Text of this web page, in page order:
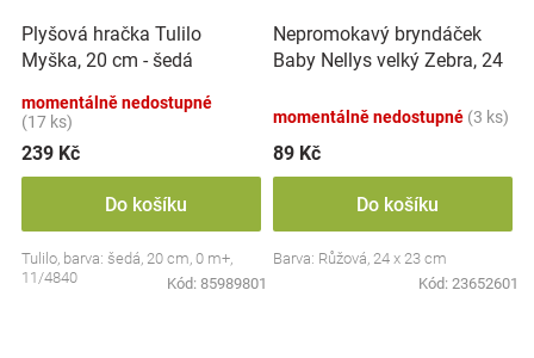
Plyšová hračka Tulilo
Myška, 20 cm - šedá
momentálně nedostupné
(17 ks)
239 Kč
Do košíku
Tulilo, barva: šedá, 20 cm, 0 m+,
11/4840
Kód: 85989801
Nepromokavý bryndáček
Baby Nellys velký Zebra, 24
momentálně nedostupné (3 ks)
89 Kč
Do košíku
Barva: Růžová, 24 x 23 cm
Kód: 23652601